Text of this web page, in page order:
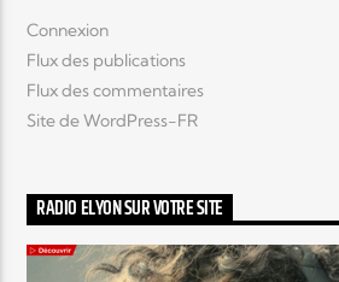
Connexion
Flux des publications
Flux des commentaires
Site de WordPress-FR
RADIO ELYON SUR VOTRE SITE